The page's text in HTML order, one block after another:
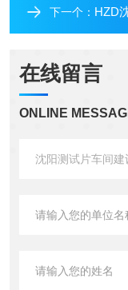
下一个： HZD
在线留言
ONLINE